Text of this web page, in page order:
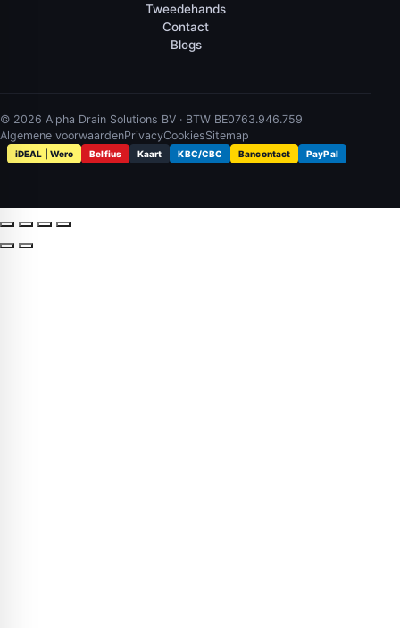
Tweedehands
Contact
Blogs
© 2026 Alpha Drain Solutions BV · BTW BE0763.946.759
Algemene voorwaardenPrivacyCookiesSitemap
iDEAL | Wero Belfius Kaart KBC/CBC Bancontact PayPal